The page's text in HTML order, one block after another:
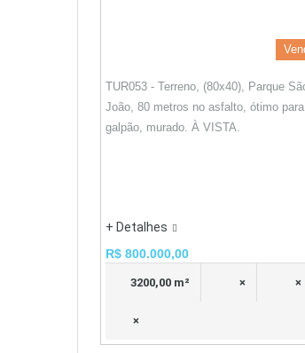
TUR053 - Terreno, (80x40), Parque
João, 80 metros no asfalto, ótimo para
galpão, murado. À VISTA.
+ Detalhes
R$ 800.000,00
3200,00 m² × ×
×